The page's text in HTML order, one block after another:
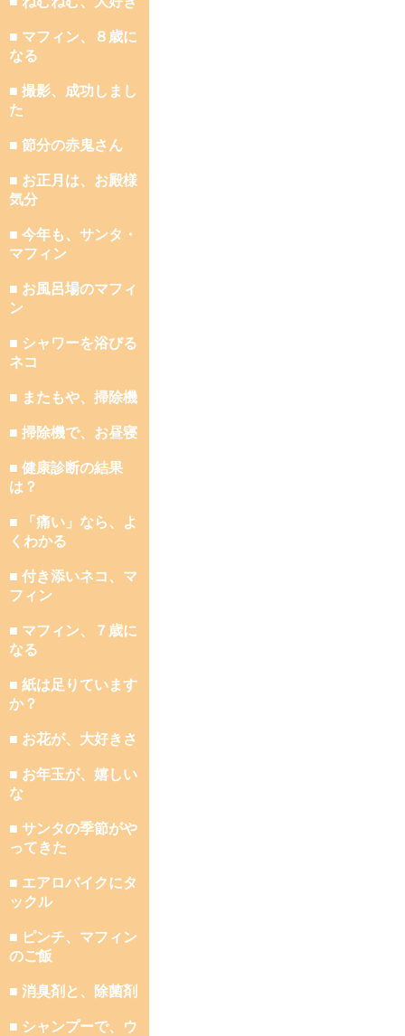
■ マフィン、８歳に
なる
■ 撮影、成功しまし
た
■ 節分の赤鬼さん
■ お正月は、お殿様
気分
■ 今年も、サンタ・
マフィン
■ お風呂場のマフィ
ン
■ シャワーを浴びる
ネコ
■ またもや、掃除機
■ 掃除機で、お昼寝
■ 健康診断の結果
は？
■ 「痛い」なら、よ
くわかる
■ 付き添いネコ、マ
フィン
■ マフィン、７歳に
なる
■ 紙は足りています
か？
■ お花が、大好きさ
■ お年玉が、嬉しい
な
■ サンタの季節がや
ってきた
■ エアロバイクにタ
ックル
■ ピンチ、マフィン
のご飯
■ 消臭剤と、除菌剤
■ シャンプーで、ウ